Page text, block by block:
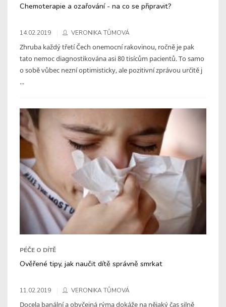
Chemoterapie a ozařování - na co se připravit?
14.02.2019 VERONIKA TŮMOVÁ
Zhruba každý třetí Čech onemocní rakovinou, ročně je pak
tato nemoc diagnostikována asi 80 tisícům pacientů. To samo
o sobě vůbec nezní optimisticky, ale pozitivní zprávou určitě j
...
PÉČE O DÍTĚ
Ověřené tipy, jak naučit dítě správně smrkat
11.02.2019 VERONIKA TŮMOVÁ
Docela banální a obyčejná rýma dokáže na nějaký čas silně